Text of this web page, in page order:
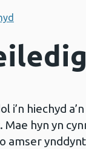
i’n hiechyd
hyn yn
amser